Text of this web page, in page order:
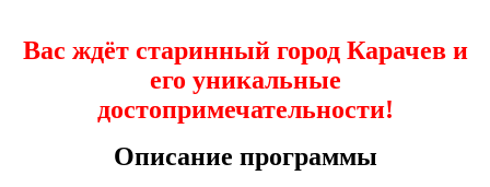
Вас ждёт старинный город Карачев и
его уникальные
достопримечательности!
Описание программы